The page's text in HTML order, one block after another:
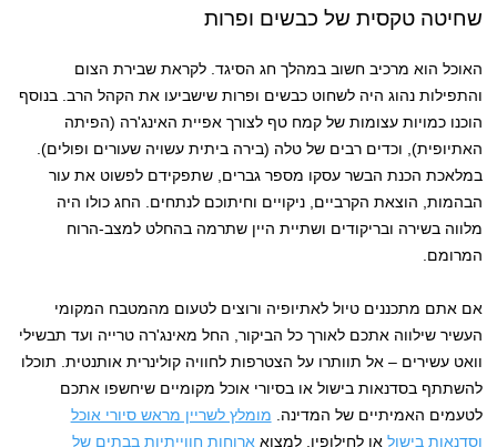
שחיטה טקסית של כבשים ופרות
האוכל הוא מרכיב חשוב במהלך חג הסיגד. לקראת שבירת הצום
והתפילות נהוג היה לשחוט כבשים ופרות שישביעו את הקהל הרב. בנוסף
הוכנו כמויות עצומות של קמח טף לצורך אפיית האינג'רה (הפיתה
האתיופית), וכדים רבים של טלה (בירה ביתית עשויה שעורים ופולים).
במלאכת הכנת הבשר עסקו מספר גברים, שתפקידם לפשוט את עור
הבהמות, הוצאת הקרביים, ניקויים וחיתוכם לנתחים. החג כולו היה
מלווה בשירה ובריקודים ושתיית היין שתרמה בהחלט למצב-הרוח
המרומם.
אם אתם מתכננים טיול לאתיופיה ורוצים לטעום מהמטבח המקומי
העשיר שילווה אתכם לאורך כל הביקור, החל מאינג'רה טרייה ועד תבשילי
וואט עשירים – אל תוותרו על הצטרפות לחוויה קולינרית אותנטית. תוכלו
להשתתף בסדנאות בישול או בסיורי אוכל מקומיים שיחשפו אתכם
לטעמים האמיתיים של המדינה. מומלץ לשריין מראש סיורי אוכל
וסדנאות בישול או לחילופין, למצוא ארוחות חווייתיות בבתים של